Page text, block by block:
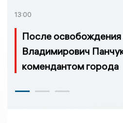
13:00
После
Владимирович
комендантом города